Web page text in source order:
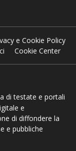
e Cookie Policy
Cookie Center
di testate e portali
e
di diffondere la
e pubbliche